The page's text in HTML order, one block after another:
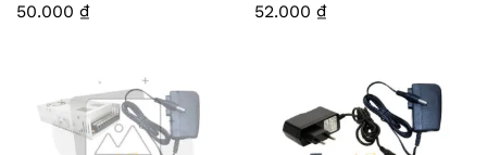
50.000 ₫ 52.000 ₫